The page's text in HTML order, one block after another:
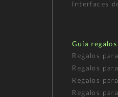
Interfaces
Guía regalos
Regalos
Regalos
Regalos
Regalos